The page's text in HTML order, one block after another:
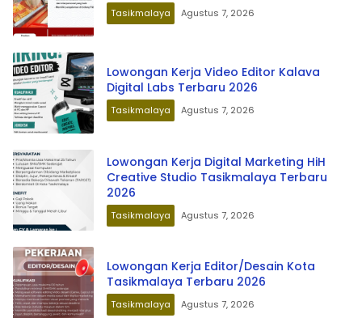
Tasikmalaya Agustus 7, 2026
Lowongan Kerja Video Editor Kalava
Digital Labs Terbaru 2026
Tasikmalaya Agustus 7, 2026
Lowongan Kerja Digital Marketing HiH
Creative Studio Tasikmalaya Terbaru
2026
Tasikmalaya Agustus 7, 2026
Lowongan Kerja Editor/Desain Kota
Tasikmalaya Terbaru 2026
Tasikmalaya Agustus 7, 2026